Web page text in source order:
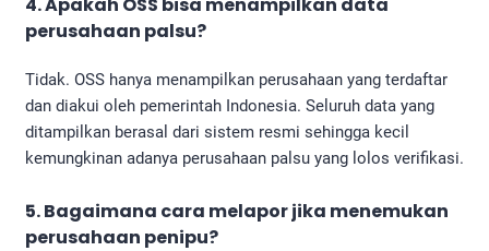
perusahaan palsu?
Tidak. OSS hanya menampilkan perusahaan yang terdaftar
dan diakui oleh pemerintah Indonesia. Seluruh data yang
ditampilkan berasal dari sistem resmi sehingga kecil
kemungkinan adanya perusahaan palsu yang lolos verifikasi.
5. Bagaimana cara melapor jika menemukan
perusahaan penipu?